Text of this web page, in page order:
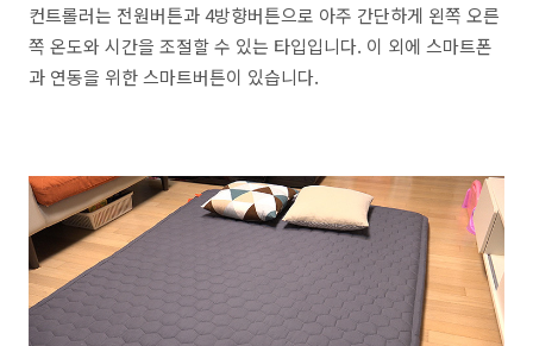
컨트롤러는 전원버튼과 4방향버튼으로 아주 간단하게 왼쪽 오른
쪽 온도와 시간을 조절할 수 있는 타입입니다. 이 외에 스마트폰
과 연동을 위한 스마트버튼이 있습니다.